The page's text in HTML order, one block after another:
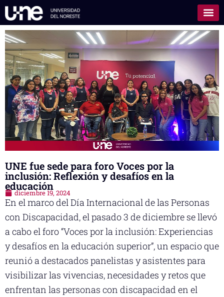
UNE fue sede para foro Voces por la
inclusión: Reflexión y desafíos en la
educación
diciembre 19, 2024
En el marco del Día Internacional de las Personas
con Discapacidad, el pasado 3 de diciembre se llevó
a cabo el foro “Voces por la inclusión: Experiencias
y desafíos en la educación superior”, un espacio que
reunió a destacados panelistas y asistentes para
visibilizar las vivencias, necesidades y retos que
enfrentan las personas con discapacidad en el